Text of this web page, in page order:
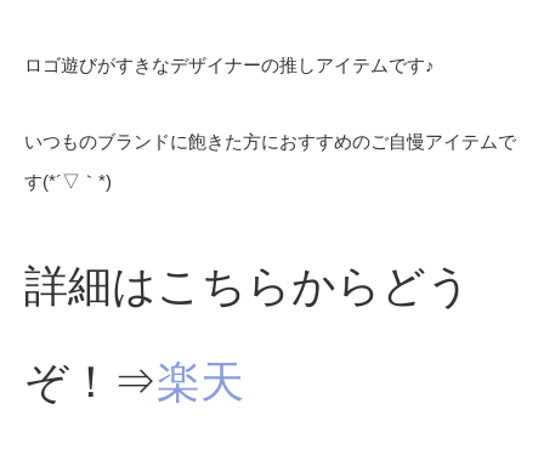
ロゴ遊びがすきなデザイナーの推しアイテムです♪
いつものブランドに飽きた方におすすめのご自慢アイテムで
す(*´▽｀*)
詳細はこちらからどう
ぞ！⇒楽天